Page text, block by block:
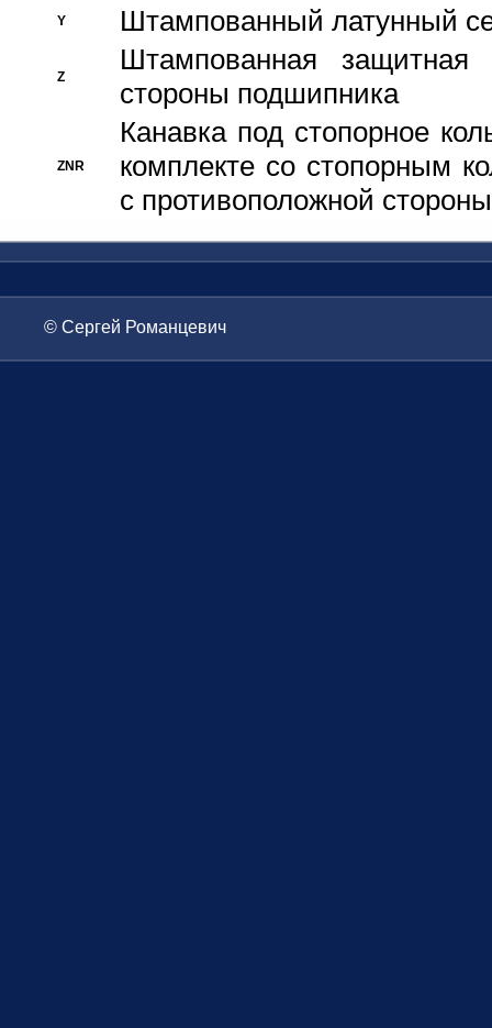
Y Штампованный латунный
Z
Штампованная
стороны подшипника
ZNR
Канавка под стопорное
комплекте со стопорным
с противоположной стороны
© Сергей Романцевич